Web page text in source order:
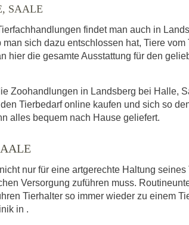
Datenschutzbedinungen..
SAALE
findet man auch in
sich dazu entschlossen hat, Tiere vom
hier die gesamte Ausstattung für den
Zoohandlungen in Landsberg bei Halle,
Tierbedarf online kaufen und sich so
alles bequem nach Hause geliefert.
nur für eine artgerechte Haltung seines
Versorgung zuführen muss.
Tierhalter so immer wieder zu einem
in .